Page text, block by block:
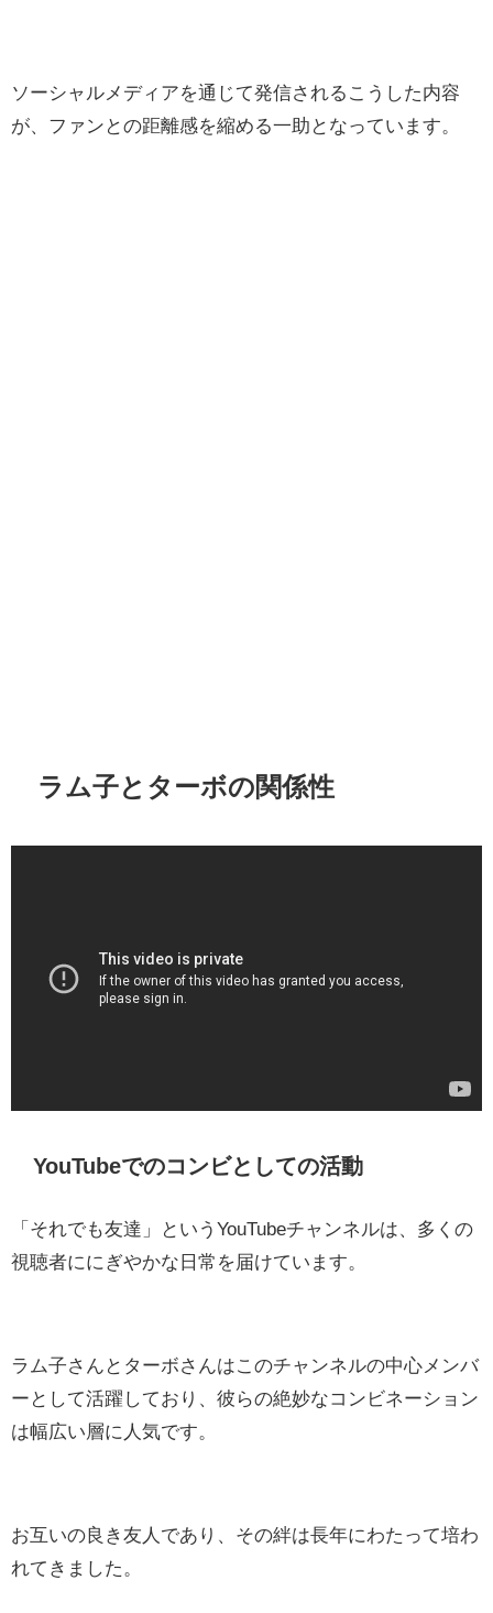
ソーシャルメディアを通じて発信されるこうした内容
が、ファンとの距離感を縮める一助となっています。
ラム子とターボの関係性
YouTubeでのコンビとしての活動
「それでも友達」というYouTubeチャンネルは、多くの
視聴者ににぎやかな日常を届けています。
ラム子さんとターボさんはこのチャンネルの中心メンバ
ーとして活躍しており、彼らの絶妙なコンビネーション
は幅広い層に人気です。
お互いの良き友人であり、その絆は長年にわたって培わ
れてきました。